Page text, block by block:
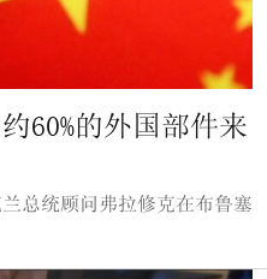
60%的外国部件来
总统顾问弗拉修克在布鲁塞